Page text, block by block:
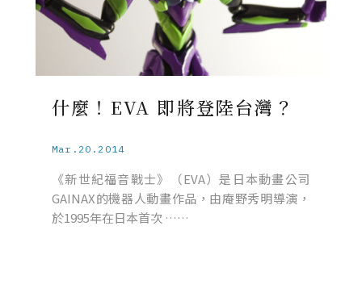
什麼！EVA 即將登陸台灣？
Mar.20.2014
《新世紀福音戰士》（EVA）是日本動畫公司
GAINAX的機器人動畫作品，由庵野秀明導演，
於1995年在日本首次 ……